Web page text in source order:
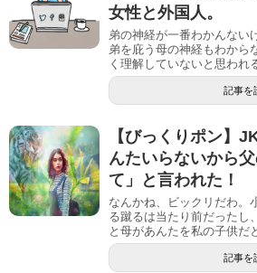
女性と外国人。
弟の神経が一番わかんない
弟を庇う母の神経もわか
く理解していないと思われ
記事を
【びっくりポン】
んたいらないから
て」と言われた！
なんかね、ビックリだわ。
る蹴るは当たり前だったし
と母があんたを私の子供だ
記事を